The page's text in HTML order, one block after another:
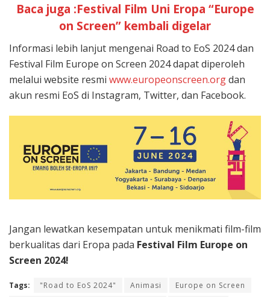
Baca juga :Festival Film Uni Eropa “Europe
on Screen” kembali digelar
Informasi lebih lanjut mengenai Road to EoS 2024 dan
Festival Film Europe on Screen 2024 dapat diperoleh
melalui website resmi www.europeonscreen.orgdan
akun resmi EoS di Instagram, Twitter, dan Facebook.
Jangan lewatkan kesempatan untuk menikmati film-film
berkualitas dari Eropa pada Festival Film Europe on
Screen 2024!
Tags: "Road to EoS 2024" Animasi Europe on Screen